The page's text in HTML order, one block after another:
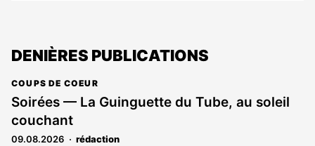
DENIÈRES PUBLICATIONS
COUPS DE COEUR
Soirées — La Guinguette du Tube, au soleil
couchant
09.08.2026 rédaction